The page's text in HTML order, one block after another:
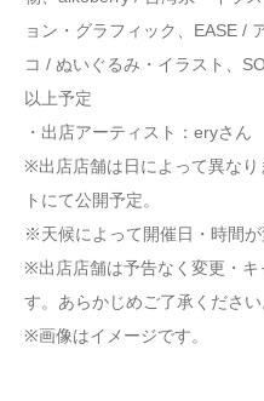
ョン・グラフィック、EASE /
コ / ぬいぐるみ・イラスト、
以上予定
・出店アーティスト：eryさん
※出店店舗は日によって異なり
トにて公開予定。
※天候によって開催日・時間が
※出店店舗は予告なく変更・キ
す。あらかじめご了承ください
※画像はイメージです。